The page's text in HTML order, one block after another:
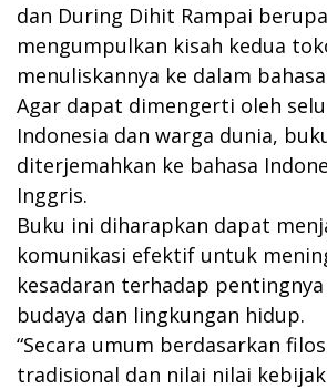
dan During Dihit Rampai
mengumpulkan kisah kedua
menuliskannya ke dalam
Agar dapat dimengerti oleh
Indonesia dan warga dunia,
diterjemahkan ke bahasa
Inggris.
Buku ini diharapkan dapat
komunikasi efektif untuk
kesadaran terhadap
budaya dan lingkungan hidup.
“Secara umum berdasarkan
tradisional dan nilai nilai